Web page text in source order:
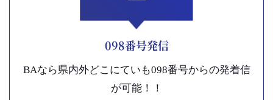
098番号発信
BAなら県内外どこにていも098番号からの発着信
が可能！！